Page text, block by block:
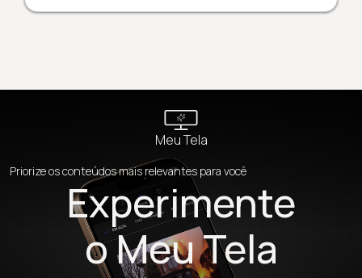
Meu Tela
Priorize os conteúdos mais relevantes para você
Experimente
o Meu Tela